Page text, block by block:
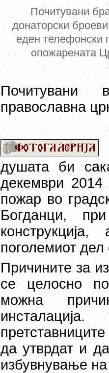
Почитувани
донаторски бро
еден телефонски
опожарената
Почитувани
православна
душата би
декември 2014
пожар во
Богданци,
поголемиот
Причините за
се целосно
можна
да утврдат и
избувнување